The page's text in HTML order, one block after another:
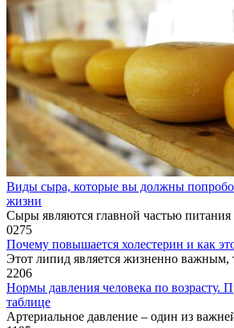
Виды сыра, которые вы должны
жизни
Сыры являются главной частью
0275
Почему повышается холестерин и как
Этот липид является жизненно важным,
2206
Нормы давления человека по возрасту.
таблице
Артериальное давление – один из